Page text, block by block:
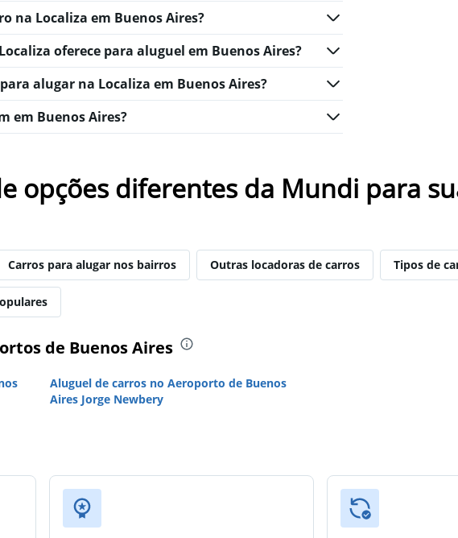
na Localiza em Buenos Aires?
oferece para aluguel em Buenos Aires?
alugar na Localiza em Buenos Aires?
em Buenos Aires?
opções diferentes da Mundi para
Carros para alugar nos bairros Outras locadoras de carros Tipos de
de Buenos Aires
Aluguel de carros no Aeroporto de Buenos
Aires Jorge Newbery